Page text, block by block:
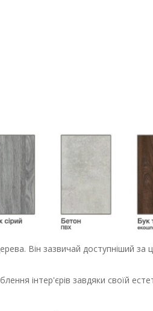
Він зазвичай доступніший
інтер'єрів завдяки своїй